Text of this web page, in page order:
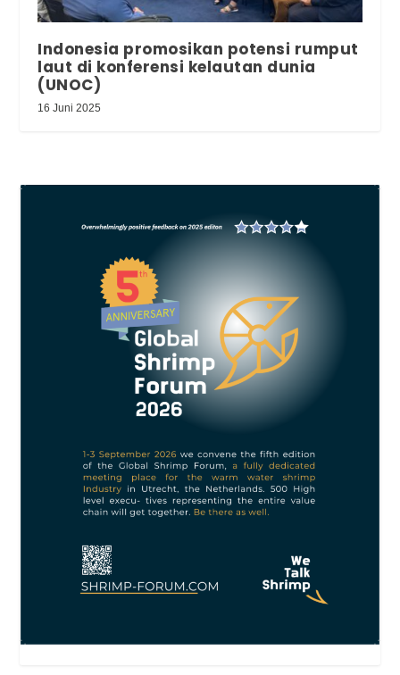
Indonesia promosikan potensi rumput
laut di konferensi kelautan dunia
(UNOC)
16 Juni 2025